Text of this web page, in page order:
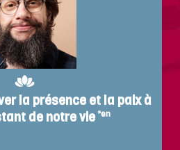
la présence et la paix à
de notre vie*en